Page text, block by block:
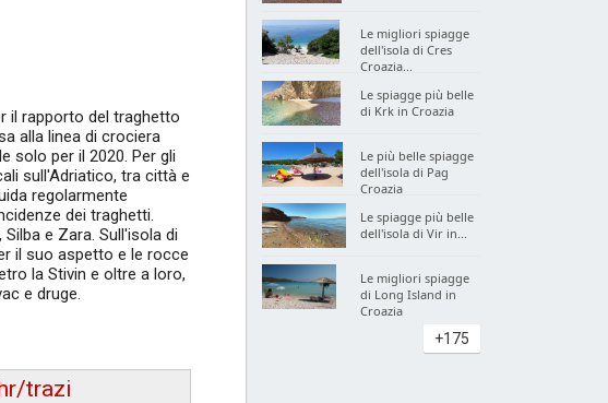
il rapporto del traghetto
alla linea di crociera
solo per il 2020. Per gli
sull'Adriatico, tra città e
regolarmente
dei traghetti.
e Zara. Sull'isola di
il suo aspetto e le rocce
la Stivin e oltre a loro,
e druge.
trazi
Le migliori spiagge
dell'isola di Cres
Croazia...
Le spiagge più belle
di Krk in Croazia
Le più belle spiagge
dell'isola di Pag
Croazia
Le spiagge più belle
dell'isola di Vir in...
Le migliori spiagge
di Long Island in
Croazia
+175